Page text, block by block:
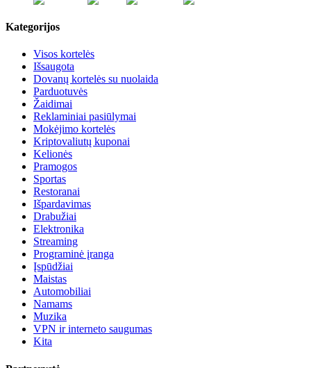
Kategorijos
Visos kortelės
Išsaugota
Dovanų kortelės su nuolaida
Parduotuvės
Žaidimai
Reklaminiai pasiūlymai
Mokėjimo kortelės
Kriptovaliutų kuponai
Kelionės
Pramogos
Sportas
Restoranai
Išpardavimas
Drabužiai
Elektronika
Streaming
Programinė įranga
Įspūdžiai
Maistas
Automobiliai
Namams
Muzika
VPN ir interneto saugumas
Kita